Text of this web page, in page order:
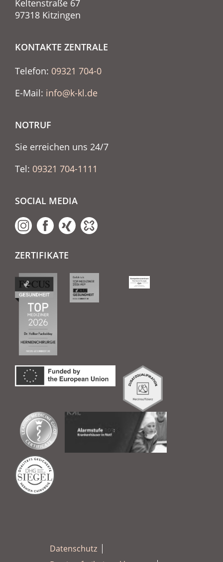
Keltenstraße 67
97318 Kitzingen
KONTAKTE ZENTRALE
Telefon: 09321 704-0
E-Mail: info@k-kl.de
NOTRUF
Sie erreichen uns 24/7
Tel: 09321 704-1111
SOCIAL MEDIA
ZERTIFIKATE
Datenschutz